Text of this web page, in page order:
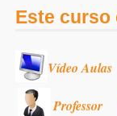
Este curso
Vídeo Aulas
Professor